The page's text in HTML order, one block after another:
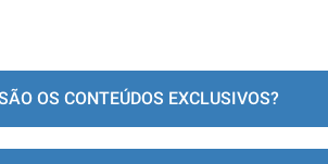
OS CONTEÚDOS EXCLUSIVOS?